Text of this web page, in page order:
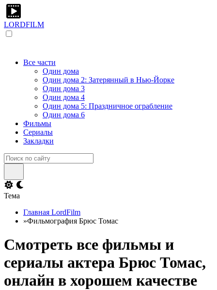
LORDFILM
Все части
Один дома
Один дома 2: Затерянный в Нью-Йорке
Один дома 3
Один дома 4
Один дома 5: Праздничное ограбление
Один дома 6
Фильмы
Сериалы
Закладки
Тема
Главная LordFilm
»Фильмография Брюс Томас
Смотреть все фильмы и
сериалы актера Брюс Томас,
онлайн в хорошем качестве